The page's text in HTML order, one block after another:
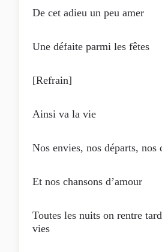
De cet adieu un peu amer
Une défaite parmi les fêtes
[Refrain]
Ainsi va la vie
Nos envies, nos départs, nos
Et nos chansons d’amour
Toutes les nuits on rentre
vies